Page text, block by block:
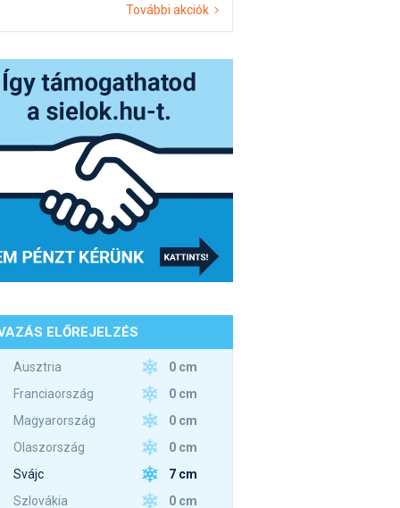
További akciók
ELŐREJELZÉS
Ausztria
0 cm
Franciaország
0 cm
Magyarország
0 cm
Olaszország
0 cm
Svájc
7 cm
Szlovákia
0 cm